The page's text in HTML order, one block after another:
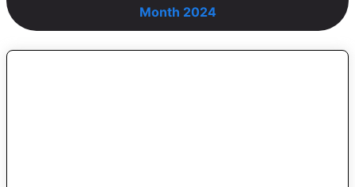
Month 2024